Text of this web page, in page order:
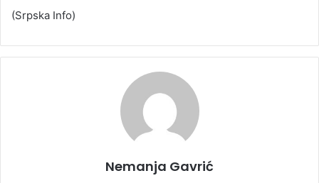
(Srpska Info)
Nemanja Gavrić